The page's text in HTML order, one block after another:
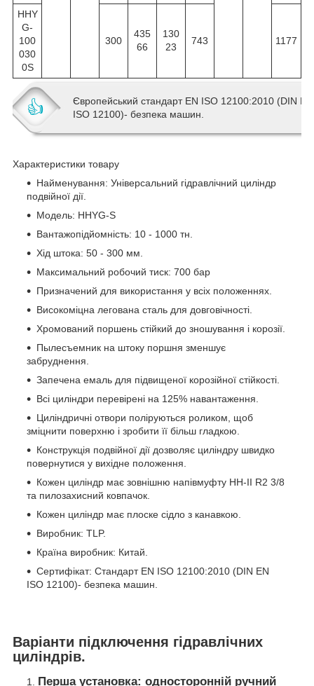
HHY
G-
100
030
0S
300
435
66
130
23
743 1177
Європейський стандарт EN ISO 12100:2010 (DIN EN
ISO 12100)- безпека машин.
👍
Характеристики товару
Найменування: Універсальний гідравлічний циліндр
подвійної дії.
Модель: HHYG-S
Вантажопідйомність: 10 - 1000 тн.
Хід штока: 50 - 300 мм.
Максимальний робочий тиск: 700 бар
Призначений для використання у всіх положеннях.
Високоміцна легована сталь для довговічності.
Хромований поршень стійкий до зношування і корозії.
Пылесъемник на штоку поршня зменшує
забруднення.
Запечена емаль для підвищеної корозійної стійкості.
Всі циліндри перевірені на 125% навантаження.
Циліндричні отвори поліруються роликом, щоб
зміцнити поверхню і зробити її більш гладкою.
Конструкція подвійної дії дозволяє циліндру швидко
повернутися у вихідне положення.
Кожен циліндр має зовнішню напівмуфту HH-II R2 3/8
та пилозахисний ковпачок.
Кожен циліндр має плоске сідло з канавкою.
Виробник: TLP.
Країна виробник: Китай.
Сертифікат: Стандарт EN ISO 12100:2010 (DIN EN
ISO 12100)- безпека машин.
Варіанти підключення гідравлічних
циліндрів.
Перша установка: односторонній ручний